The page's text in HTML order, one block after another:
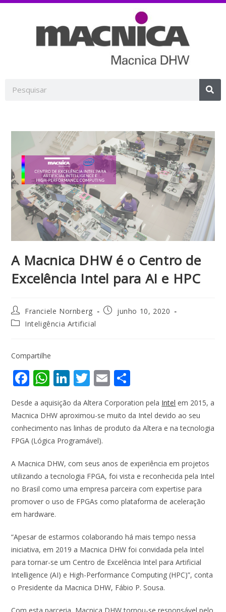
A Macnica DHW é o Centro de
Excelência Intel para AI e HPC
Franciele Nornberg
junho 10, 2020
Inteligência Artificial
Compartilhe
F
e
b
o
o
k
W
at
s
A
p
p
Li
n
k
e
dI
n
T
itt
er
E
ai
l
ar
e
Desde a aquisição da Altera Corporation pela Intel em 2015, a
Macnica DHW aproximou-se muito da Intel devido ao seu
conhecimento nas linhas de produto da Altera e na tecnologia
FPGA (Lógica Programável).
A Macnica DHW, com seus anos de experiência em projetos
utilizando a tecnologia FPGA, foi vista e reconhecida pela Intel
no Brasil como uma empresa parceira com expertise para
promover o uso de FPGAs como plataforma de aceleração
em hardware.
“Apesar de estarmos colaborando há mais tempo nessa
iniciativa, em 2019 a Macnica DHW foi convidada pela Intel
para tornar-se um Centro de Excelência Intel para Artificial
Intelligence (AI) e High-Performance Computing (HPC)”, conta
o Presidente da Macnica DHW, Fábio P. Sousa.
Com esta parceria, Macnica DHW tornou-se responsável pelo